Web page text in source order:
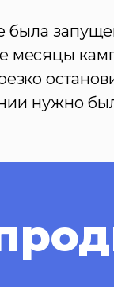
была
месяцы
нужно